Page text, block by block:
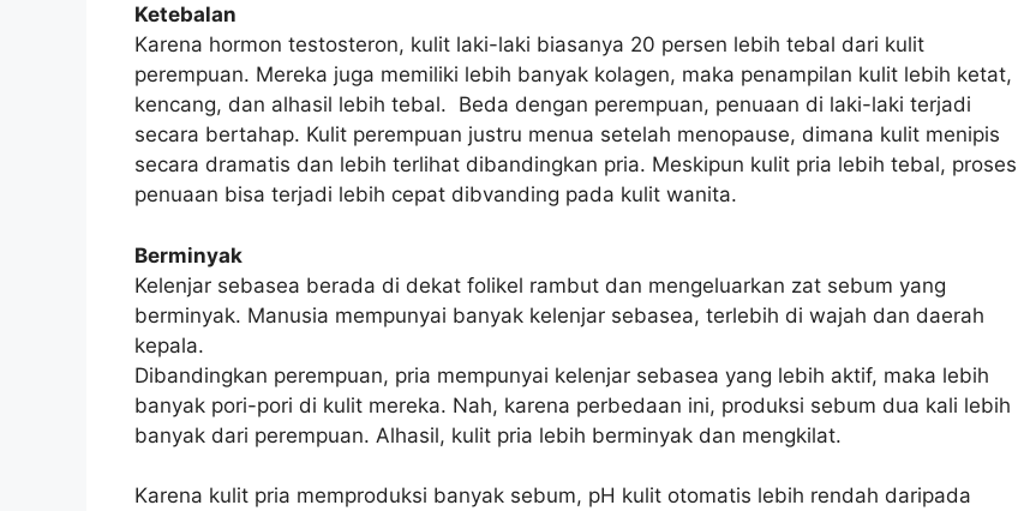
Ketebalan
Karena hormon testosteron, kulit laki-laki biasanya 20 persen lebih tebal dari kulit
perempuan. Mereka juga memiliki lebih banyak kolagen, maka penampilan kulit lebih ketat,
kencang, dan alhasil lebih tebal. Beda dengan perempuan, penuaan di laki-laki terjadi
secara bertahap. Kulit perempuan justru menua setelah menopause, dimana kulit menipis
secara dramatis dan lebih terlihat dibandingkan pria. Meskipun kulit pria lebih tebal, proses
penuaan bisa terjadi lebih cepat dibvanding pada kulit wanita.
Berminyak
Kelenjar sebasea berada di dekat folikel rambut dan mengeluarkan zat sebum yang
berminyak. Manusia mempunyai banyak kelenjar sebasea, terlebih di wajah dan daerah
kepala.
Dibandingkan perempuan, pria mempunyai kelenjar sebasea yang lebih aktif, maka lebih
banyak pori-pori di kulit mereka. Nah, karena perbedaan ini, produksi sebum dua kali lebih
banyak dari perempuan. Alhasil, kulit pria lebih berminyak dan mengkilat.
Karena kulit pria memproduksi banyak sebum, pH kulit otomatis lebih rendah daripada